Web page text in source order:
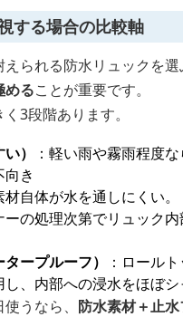
する場合の比較軸
られる防水リュックを選
めることが重要です。
3段階あります。
）
：軽い雨や霧雨程度な
き
材自体が水を通しにくい。
の処理次第でリュック
ープルーフ）
：ロール
、内部への浸水をほぼシ
うなら、 防水素材＋止